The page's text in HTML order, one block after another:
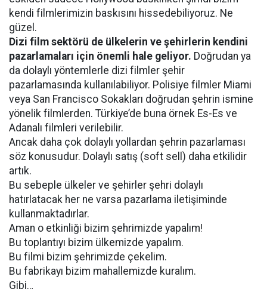
kendi filmlerimizin baskısını hissedebiliyoruz. Ne
güzel.
Dizi film sektörü de ülkelerin ve şehirlerin kendini
pazarlamaları için önemli hale geliyor. Doğrudan ya
da dolaylı yöntemlerle dizi filmler şehir
pazarlamasında kullanılabiliyor. Polisiye filmler Miami
veya San Francisco Sokakları doğrudan şehrin ismine
yönelik filmlerden. Türkiye’de buna örnek Es-Es ve
Adanalı filmleri verilebilir.
Ancak daha çok dolaylı yollardan şehrin pazarlaması
söz konusudur. Dolaylı satış (soft sell) daha etkilidir
artık.
Bu sebeple ülkeler ve şehirler şehri dolaylı
hatırlatacak her ne varsa pazarlama iletişiminde
kullanmaktadırlar.
Aman o etkinliği bizim şehrimizde yapalım!
Bu toplantıyı bizim ülkemizde yapalım.
Bu filmi bizim şehrimizde çekelim.
Bu fabrikayı bizim mahallemizde kuralım.
Gibi…